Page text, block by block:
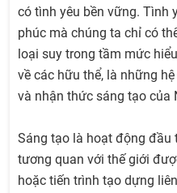
có tình yêu bền vững. Tình
phúc mà chúng ta chỉ có
loại suy trong tầm mức
về các hữu thể, là những
và nhận thức sáng tạo của
Sáng tạo là hoạt động đầu
tương quan với thế giới
hoặc tiến trình tạo dựng